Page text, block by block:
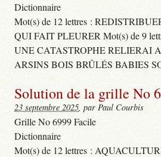
Dictionnaire
Mot(s) de 12 lettres :
QUI FAIT PLEURER Mot(s) de 9
UNE CATASTROPHE RELIERAI
ARSINS BOIS BRÛLÉS BABIES
Solution de la grille No
23 septembre 2025, par Paul Courbis
Grille No 6999 Facile
Dictionnaire
Mot(s) de 12 lettres :